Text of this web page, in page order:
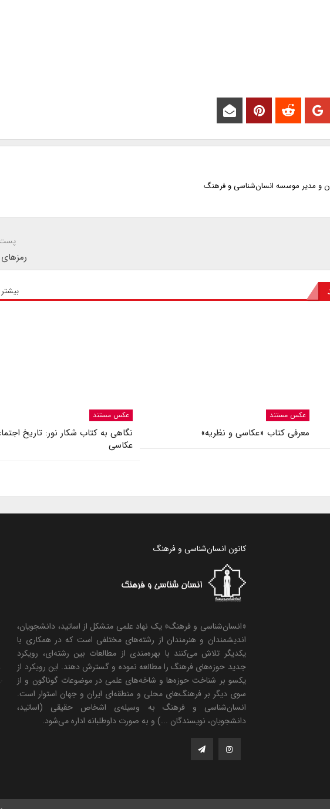
و مدیر موسسه انسان‌شناسی و فرهنگ
عکس مستند
معرفی کتاب «عکاسی و نظریه»
عکس مستند
نگاهی به کتاب شکار نور: تاریخ
عکاسی
کانون انسان‌شناسی و فرهنگ
«انسان‌شناسی و فرهنگ» یک نهاد علمی متشکل از اساتید، دانشجویان،
اندیشمندان و هنرمندان از رشته‌های مختلفی است که در همکاری با
یکدیگر تلاش می‌کنند با بهره‌مندی از مطالعات بین رشته‌ای، رویکرد
جدید حوزه‌های فرهنگ را مطالعه نموده و گسترش دهند. این رویکرد از
یکسو بر شناخت حوزه‌ها و شاخه‌های علمی در موضوعات گوناگون و از
سوی دیگر بر فرهنگ‌های محلی و منطقه‌ای ایران و جهان استوار است.
انسان‌شناسی و فرهنگ به وسیله‌ی اشخاص حقیقی (اساتید،
دانشجویان، نویسندگان ...) و به صورت داوطلبانه اداره می‌شود.